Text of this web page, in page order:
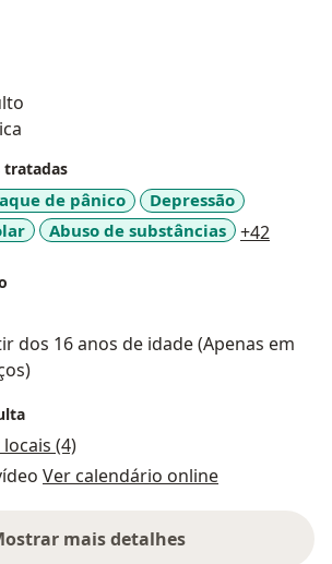
para mim ver o paciente
como o seu contexto, razão pela
carreira como Médico de Família.
de Psiquiatria, nos
a saúde mental dos meus
os a lidar com as suas questões,
e suas implicações em diversas
por telemedicina (para todo
presenciais (apenas em
do Curso CMIRA do Hospital Sírio
abordagem ao paciente de
tratadas
de pânico
Depressão
Abuso de substâncias +42
dos 16 anos de idade (Apenas em
(4)
Ver calendário online
mais detalhes
sobre a experiência